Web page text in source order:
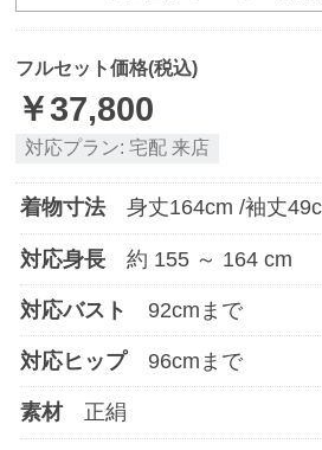
フルセット価格(税込)
￥37,800
対応プラン: 宅配 来店
着物寸法 身丈164cm /袖丈49
対応身長 約 155 ～ 164 cm
対応バスト 92cmまで
対応ヒップ 96cmまで
素材 正絹